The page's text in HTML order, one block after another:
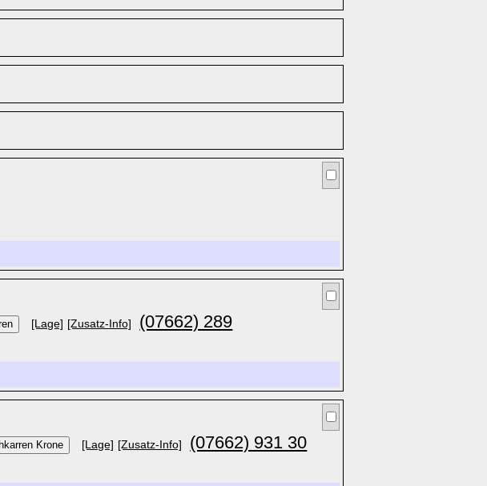
[Lage] [Zusatz-Info] (07662) 289
[Lage] [Zusatz-Info] (07662) 931 30